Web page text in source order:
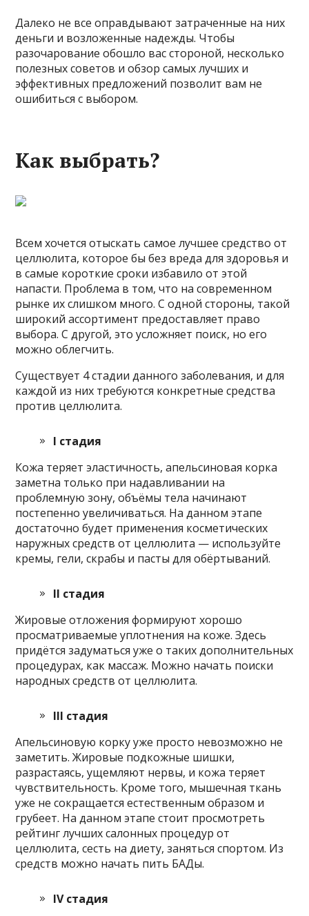
Далеко не все оправдывают затраченные на них
деньги и возложенные надежды. Чтобы
разочарование обошло вас стороной, несколько
полезных советов и обзор самых лучших и
эффективных предложений позволит вам не
ошибиться с выбором.
Как выбрать?
Всем хочется отыскать самое лучшее средство от
целлюлита, которое бы без вреда для здоровья и
в самые короткие сроки избавило от этой
напасти. Проблема в том, что на современном
рынке их слишком много. С одной стороны, такой
широкий ассортимент предоставляет право
выбора. С другой, это усложняет поиск, но его
можно облегчить.
Существует 4 стадии данного заболевания, и для
каждой из них требуются конкретные средства
против целлюлита.
I стадия
Кожа теряет эластичность, апельсиновая корка
заметна только при надавливании на
проблемную зону, объёмы тела начинают
постепенно увеличиваться. На данном этапе
достаточно будет применения косметических
наружных средств от целлюлита — используйте
кремы, гели, скрабы и пасты для обёртываний.
II стадия
Жировые отложения формируют хорошо
просматриваемые уплотнения на коже. Здесь
придётся задуматься уже о таких дополнительных
процедурах, как массаж. Можно начать поиски
народных средств от целлюлита.
III стадия
Апельсиновую корку уже просто невозможно не
заметить. Жировые подкожные шишки,
разрастаясь, ущемляют нервы, и кожа теряет
чувствительность. Кроме того, мышечная ткань
уже не сокращается естественным образом и
грубеет. На данном этапе стоит просмотреть
рейтинг лучших салонных процедур от
целлюлита, сесть на диету, заняться спортом. Из
средств можно начать пить БАДы.
IV стадия